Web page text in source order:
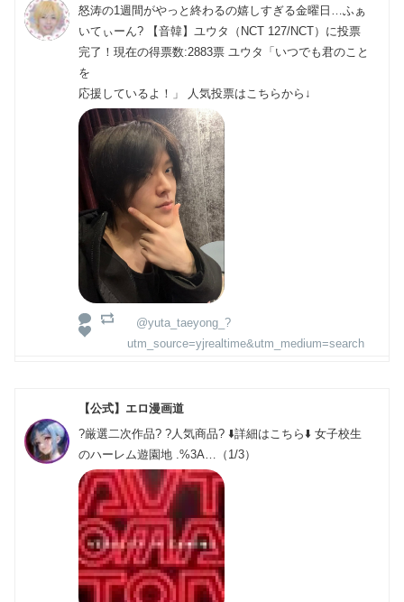
怒涛の1週間がやっと終わるの嬉しすぎる金曜日…ふぁ
いてぃーん? 【音韓】ユウタ（NCT 127/NCT）に投票
完了！現在の得票数:2883票 ユウタ「いつでも君のこと
を
応援しているよ！」 人気投票はこちらから↓
@yuta_taeyong_?
utm_source=yjrealtime&utm_medium=search
【公式】エロ漫画道
?厳選二次作品? ?人気商品? ⬇️詳細はこちら⬇️ 女子校生
のハーレム遊園地 .%3A…（1/3）